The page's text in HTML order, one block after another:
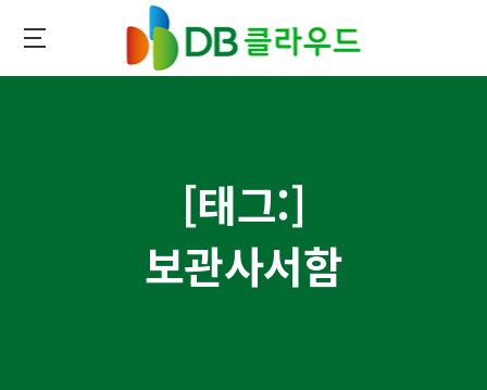
콘텐츠로
이동
DB클라우드
[태그:]
보관사서함